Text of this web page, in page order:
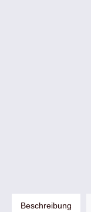
Beschreibung